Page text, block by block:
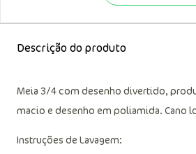
Descrição do produto
Meia 3/4 com desenho divertido,
macio e desenho em poliamida. Cano
Instruções de Lavagem: